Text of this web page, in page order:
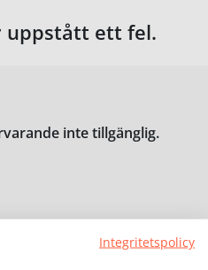
uppstått ett fel.
inte tillgänglig.
Integritetspolicy